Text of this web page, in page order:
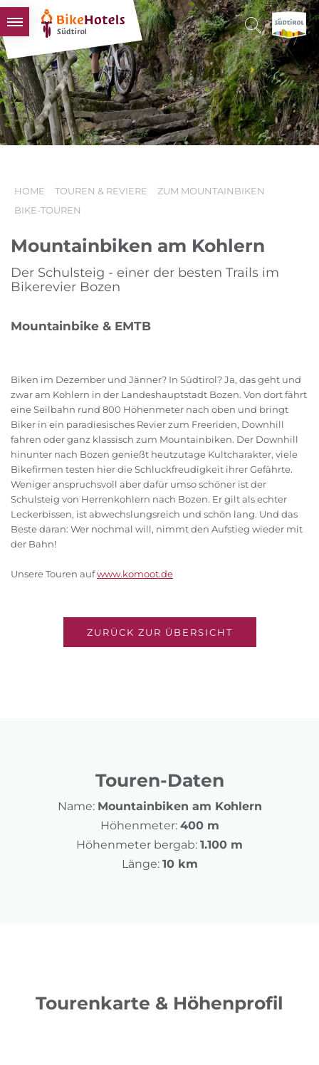
BIKEHOTELS
HOTELS & PAKETE
TOUREN & REVIERE
SÜDTIROL & WIR
HOME TOUREN & REVIERE
ZUM MOUNTAINBIKEN
BIKE-TOUREN
Mountainbiken am Kohlern
Der Schulsteig - einer der besten Trails im
Bikerevier Bozen
Mountainbike & EMTB
Biken im Dezember und Jänner? In Südtirol? Ja, das geht und
zwar am Kohlern in der Landeshauptstadt Bozen. Von dort fährt
eine Seilbahn rund 800 Höhenmeter nach oben und bringt
Biker in ein paradiesisches Revier zum Freeriden, Downhill
fahren oder ganz klassisch zum Mountainbiken. Der Downhill
hinunter nach Bozen genießt heutzutage Kultcharakter, viele
Bikefirmen testen hier die Schluckfreudigkeit ihrer Gefährte.
Weniger anspruchsvoll aber dafür umso schöner ist der
Schulsteig von Herrenkohlern nach Bozen. Er gilt als echter
Leckerbissen, ist abwechslungsreich und schön lang. Und das
Beste daran: Wer nochmal will, nimmt den Aufstieg wieder mit
der Bahn!
Unsere Touren aufwww.komoot.de
ZURÜCK ZUR ÜBERSICHT
Touren-Daten
Name: Mountainbiken am Kohlern
Höhenmeter: 400 m
Höhenmeter bergab: 1.100 m
Länge: 10 km
Tourenkarte & Höhenprofil